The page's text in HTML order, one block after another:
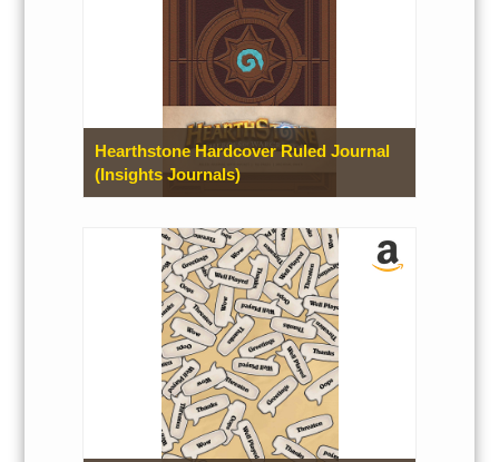
Hearthstone Hardcover Ruled Journal
(Insights Journals)